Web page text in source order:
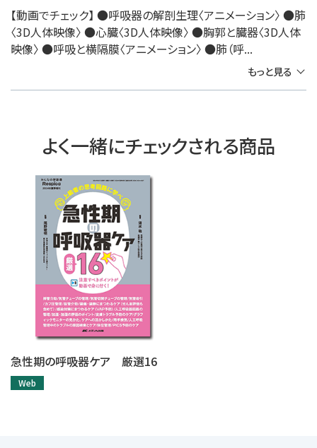
【動画でチェック】 ●呼吸器の解剖生理〈アニメーション〉 ●肺
〈3D人体映像〉 ●心臓〈3D人体映像〉 ●胸郭と臓器〈3D人体
映像〉 ●呼吸と横隔膜〈アニメーション〉 ●肺（呼...
もっと見る
よく一緒にチェックされる商品
急性期の呼吸器ケア 厳選16
Web